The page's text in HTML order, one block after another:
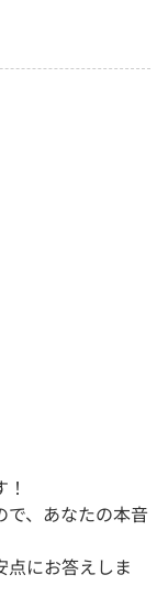
で、あなたの本音
点にお答えしま